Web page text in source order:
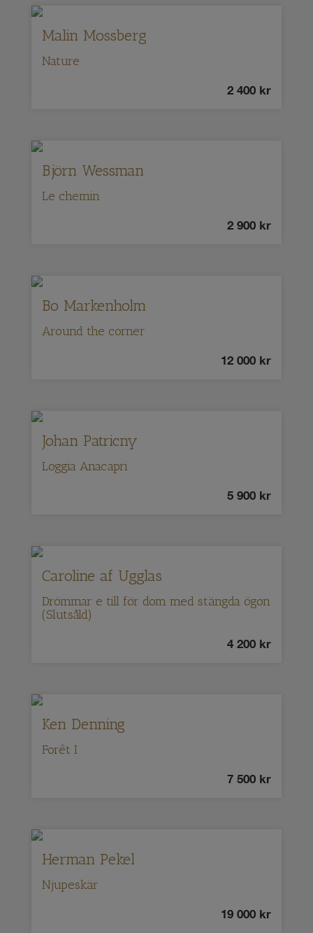
Malin Mossberg
Nature
2 400 kr
Björn Wessman
Le chemin
2 900 kr
Bo Markenholm
Around the corner
12 000 kr
Johan Patricny
Loggia Anacapri
5 900 kr
Caroline af Ugglas
Drömmar e till för dom med stängda ögon
(Slutsåld)
4 200 kr
Ken Denning
Forêt I
7 500 kr
Herman Pekel
Njupeskär
19 000 kr